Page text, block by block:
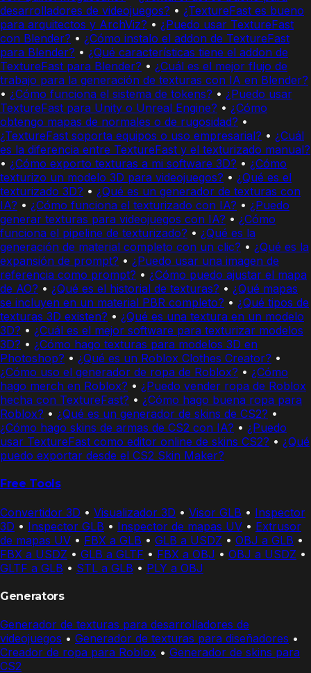
desarrolladores de videojuegos? • ¿TextureFast es bueno
para arquitectos y ArchViz? • ¿Puedo usar TextureFast
con Blender? • ¿Cómo instalo el addon de TextureFast
para Blender? • ¿Qué características tiene el addon de
TextureFast para Blender? • ¿Cuál es el mejor flujo de
trabajo para la generación de texturas con IA en Blender?
• ¿Cómo funciona el sistema de tokens? • ¿Puedo usar
TextureFast para Unity o Unreal Engine? • ¿Cómo
obtengo mapas de normales o de rugosidad? •
¿TextureFast soporta equipos o uso empresarial? • ¿Cuál
es la diferencia entre TextureFast y el texturizado manual?
• ¿Cómo exporto texturas a mi software 3D? • ¿Cómo
texturizo un modelo 3D para videojuegos? • ¿Qué es el
texturizado 3D? • ¿Qué es un generador de texturas con
IA? • ¿Cómo funciona el texturizado con IA? • ¿Puedo
generar texturas para videojuegos con IA? • ¿Cómo
funciona el pipeline de texturizado? • ¿Qué es la
generación de material completo con un clic? • ¿Qué es la
expansión de prompt? • ¿Puedo usar una imagen de
referencia como prompt? • ¿Cómo puedo ajustar el mapa
de AO? • ¿Qué es el historial de texturas? • ¿Qué mapas
se incluyen en un material PBR completo? • ¿Qué tipos de
texturas 3D existen? • ¿Qué es una textura en un modelo
3D? • ¿Cuál es el mejor software para texturizar modelos
3D? • ¿Cómo hago texturas para modelos 3D en
Photoshop? • ¿Qué es un Roblox Clothes Creator? •
¿Cómo uso el generador de ropa de Roblox? • ¿Cómo
hago merch en Roblox? • ¿Puedo vender ropa de Roblox
hecha con TextureFast? • ¿Cómo hago buena ropa para
Roblox? • ¿Qué es un generador de skins de CS2? •
¿Cómo hago skins de armas de CS2 con IA? • ¿Puedo
usar TextureFast como editor online de skins CS2? • ¿Qué
puedo exportar desde el CS2 Skin Maker?
Free Tools
Convertidor 3D • Visualizador 3D • Visor GLB • Inspector
3D • Inspector GLB • Inspector de mapas UV • Extrusor
de mapas UV • FBX a GLB • GLB a USDZ • OBJ a GLB •
FBX a USDZ • GLB a GLTF • FBX a OBJ • OBJ a USDZ •
GLTF a GLB • STL a GLB • PLY a OBJ
Generators
Generador de texturas para desarrolladores de
videojuegos • Generador de texturas para diseñadores •
Creador de ropa para Roblox • Generador de skins para
CS2